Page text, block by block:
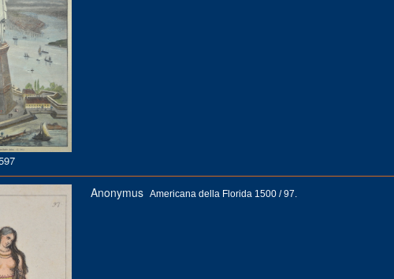
Anonymus Americana della Florida 1500 / 97.